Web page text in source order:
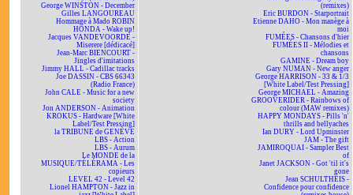
George WINSTON - December
Gilles LANGOUREAU
Hommage à Mado ROBIN
HONDA - Wake up!
Jacques VANDEVOORDE -
Miserere [dédicacé]
Jean-Marc BIENCOURT -
Jingles d'imitations
Jimmy HALL - Cadillac tracks
Joe DASSIN - CBS 66343
(Radio France)
John CALE - Music for a new
society
Jon ANDERSON - Animation
KROKUS - Hardware [White
Label/Test Pressing]
la TRIBUNE de GENÈVE
LBS - Action
LBS - Aurum
Le MONDE de la
MUSIQUE/TÉLÉRAMA - Les
copieurs
LEVEL 42 - Level 42
Lionel HAMPTON - Jazz in
(remixes)
Eric BURDON - Starportrait
Etienne DAHO - Mon manège à
moi
FUMÉES - Chansons d'hier
FUMÉES II - Mélodies et
chansons
GAMINE - Dream boy
Gary NUMAN - New anger
George HARRISON - 33 & 1/3
[White Label/Test Pressing]
George MICHAEL - Amazing
GROOVERIDER - Rainbows of
colour (MAW remixes)
HAPPY MONDAYS - Pills 'n'
thrills and bellyaches
Ian DURY - Lord Upminster
JAM - The gift
JAMIROQUAI - Sampler Best
of
Janet JACKSON - Got 'til it's
gone
Jean SCHULTHEIS -
Confidence pour confidence